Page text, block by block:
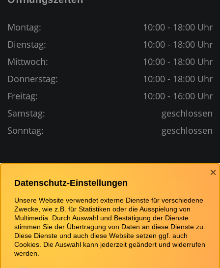
Montag:
10:00 - 18:00 Uhr
Dienstag:
10:00 - 18:00 Uhr
Mittwoch:
10:00 - 18:00 Uhr
Donnerstag:
10:00 - 18:00 Uhr
Freitag:
10:00 - 16:00 Uhr
Samstag:
geschlossen
Sonntag:
geschlossen
Bewertungen
Datenschutz-Einstellungen
×
Unsere Website verwendet externe Dienste für verschiedene
Zwecke, wie z.B. für Statistiken oder die Ausspielung von
Multimedia. Durch Auswahl und Bestätigung der Dienste
stimmen Sie der Übertragung von Daten an diese Dienste zu.
Diese Dienste und auch diese Website setzen ggf. auch
Cookies. Die Auswahl kann jederzeit geändert und widerrufen
werden.